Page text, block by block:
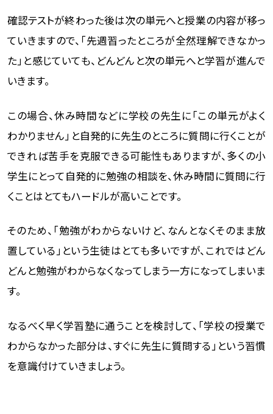
確認テストが終わった後は次の単元へと授業の内容が移っ
ていきますので、「先週習ったところが全然理解できなかっ
た」と感じていても、どんどんと次の単元へと学習が進んで
いきます。
この場合、休み時間などに学校の先生に「この単元がよく
わかりません」と自発的に先生のところに質問に行くことが
できれば苦手を克服できる可能性もありますが、多くの小
学生にとって自発的に勉強の相談を、休み時間に質問に行
くことはとてもハードルが高いことです。
そのため、「勉強がわからないけど、なんとなくそのまま放
置している」という生徒はとても多いですが、これではどん
どんと勉強がわからなくなってしまう一方になってしまいま
す。
なるべく早く学習塾に通うことを検討して、「学校の授業で
わからなかった部分は、すぐに先生に質問する」という習慣
を意識付けていきましょう。